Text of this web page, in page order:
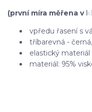
(první míra měřena v
vpředu řasení s
tříbarevná -
elastický materiál
materiál: 95%